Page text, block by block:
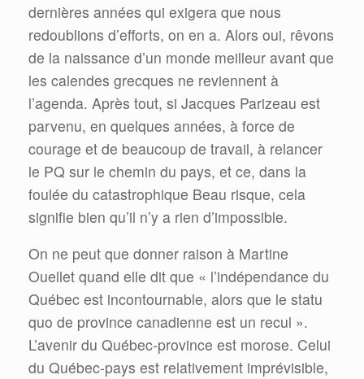
dernières années qui exigera que nous
redoublions d’efforts, on en a. Alors oui, rêvons
de la naissance d’un monde meilleur avant que
les calendes grecques ne reviennent à
l’agenda. Après tout, si Jacques Parizeau est
parvenu, en quelques années, à force de
courage et de beaucoup de travail, à relancer
le PQ sur le chemin du pays, et ce, dans la
foulée du catastrophique Beau risque, cela
signifie bien qu’il n’y a rien d’impossible.
On ne peut que donner raison à Martine
Ouellet quand elle dit que « l’indépendance du
Québec est incontournable, alors que le statu
quo de province canadienne est un recul ».
L’avenir du Québec-province est morose. Celui
du Québec-pays est relativement imprévisible,